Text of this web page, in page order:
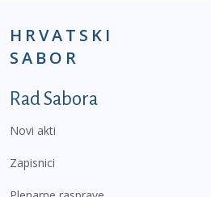
HRVATSKI
SABOR
Podnožje prvi izbornik
Rad Sabora
Novi akti
Zapisnici